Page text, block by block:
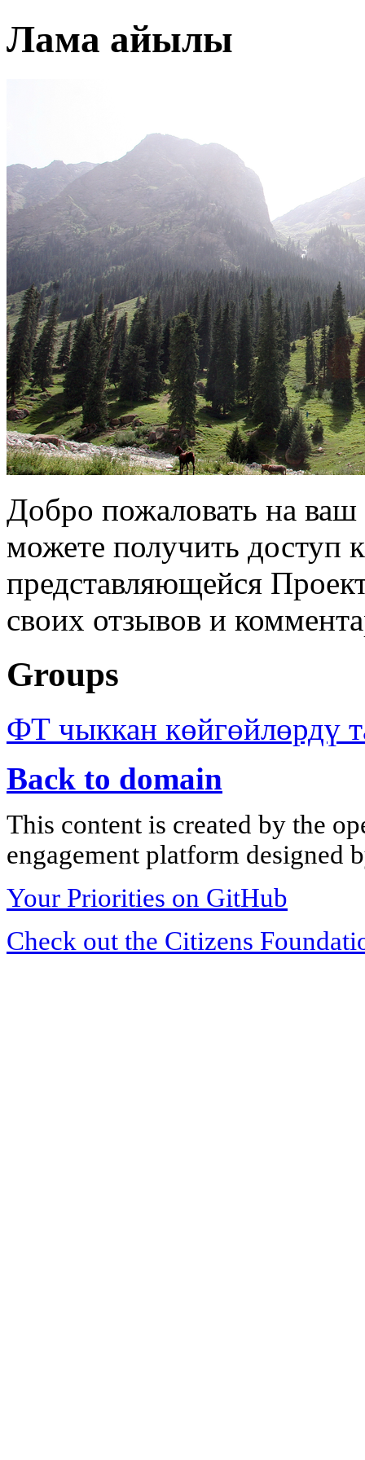
Лама айылы
Добро пожаловать на
можете получить доступ
представляющейся
своих отзывов и
Groups
ФТ чыккан көйгөйлөрдү
Back to domain
This content is created by the
engagement platform designed
Your Priorities on GitHub
Check out the Citizens